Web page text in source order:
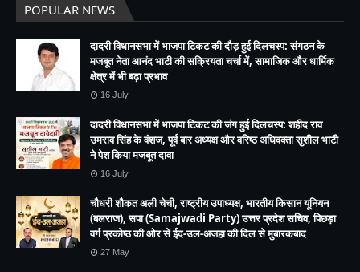
POPULAR NEWS
दादरी विधानसभा में भाजपा टिकट की दौड़ हुई दिलचस्प: संगठन के
मजबूत नेता आनंद भाटी की सक्रियता चर्चा में, सामाजिक और धार्मिक
क्षेत्र में भी बढ़ा प्रभाव
16 July
दादरी विधानसभा में भाजपा टिकट की जंग हुई दिलचस्प: शहीद राव
उमराव सिंह के वंशज, पूर्व बार अध्यक्ष और वरिष्ठ अधिवक्ता सुशील भाटी
ने पेश किया मजबूत दावा
16 July
चौधरी शौकत अली चेची, राष्ट्रीय उपाध्यक्ष, भारतीय किसान यूनियन
(बलराज), सपा (Samajwadi Party) उत्तर प्रदेश सचिव, पिछड़ा
वर्ग प्रकोष्ठ की ओर से ईद-उल-अजहा की दिल से मुबारकबाद
27 May